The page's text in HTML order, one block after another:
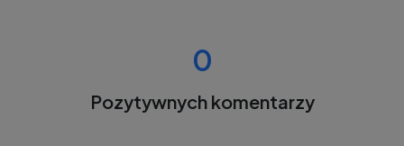
0
Pozytywnych komentarzy